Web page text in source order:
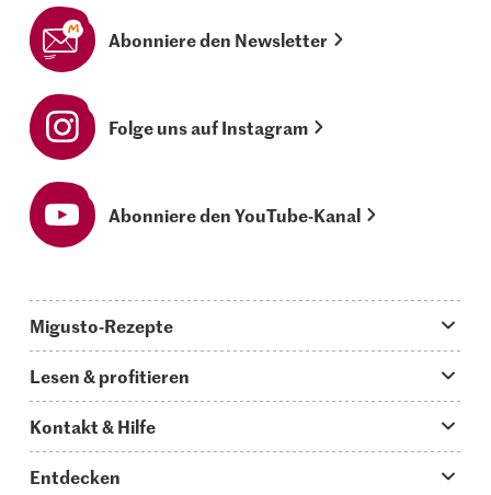
Abonniere den Newsletter
Folge uns auf Instagram
Abonniere den YouTube-Kanal
Migusto-Rezepte
Was koche ich heute?
Hauptgerichte
Lesen & profitieren
Storys
Kontakt & Hilfe
Entdecken